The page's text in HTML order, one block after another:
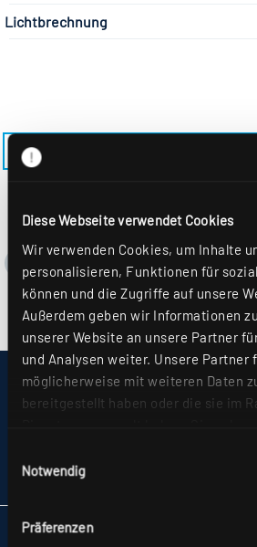
Diese Webseite verwendet Cookies
Wir verwenden Cookies, um Inhalte
personalisieren, Funktionen für
können und die Zugriffe auf unsere
Außerdem geben wir Informationen
unserer Website an unsere Partner
und Analysen weiter. Unsere
möglicherweise mit weiteren Daten
bereitgestellt haben oder die sie im
Details hierzu finden Sie in unserer
Notwendig
Präferenzen
Lichtbrechnung
IMPRESSUM
SITEMAP
PARTNER
RIDI LEUCHTEN GMBH